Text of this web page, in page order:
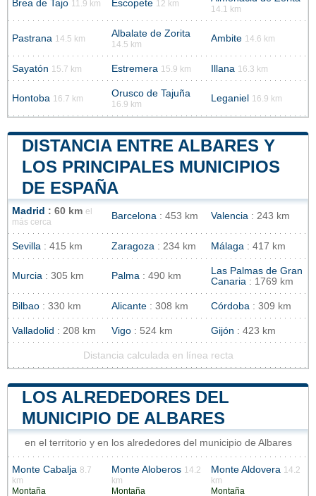
Brea de Tajo 11.9 km Escopete 12 km
14.1 km
Pastrana 14.5 km Albalate de Zorita
14.5 km
Ambite 14.6 km
Sayatón 15.7 km Estremera 15.9 km Illana 16.3 km
Hontoba 16.7 km Orusco de Tajuña
16.9 km
Leganiel 16.9 km
DISTANCIA ENTRE ALBARES Y
LOS PRINCIPALES MUNICIPIOS
DE ESPAÑA
Madrid : 60 km el
más cerca
Barcelona : 453 km Valencia : 243 km
Sevilla : 415 km Zaragoza : 234 km Málaga : 417 km
Murcia : 305 km Palma : 490 km
Las Palmas de Gran
Canaria : 1769 km
Bilbao : 330 km Alicante : 308 km Córdoba : 309 km
Valladolid : 208 km Vigo : 524 km Gijón : 423 km
Distancia calculada en línea recta
LOS ALREDEDORES DEL
MUNICIPIO DE ALBARES
en el territorio y en los alrededores del municipio de Albares
Monte Cabalja 8.7
km
Montaña
Monte Aloberos 14.2
km
Montaña
Monte Aldovera 14.2
km
Montaña